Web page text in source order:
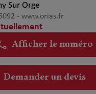
Sur Orge
- www.orias.fr
Afficher le numéro
Demander un devis